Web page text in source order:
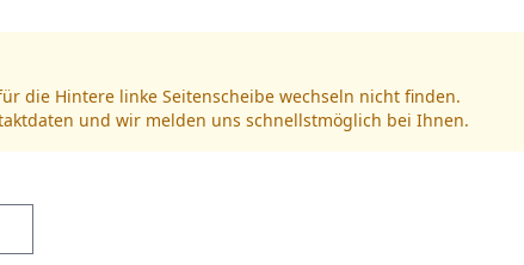
die Hintere linke Seitenscheibe wechseln nicht finden.
und wir melden uns schnellstmöglich bei Ihnen.